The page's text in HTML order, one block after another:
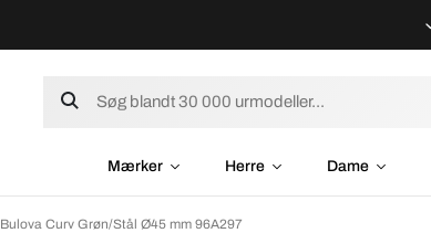
Mærker Herre Dame
Bulova Curv Grøn/Stål Ø45 mm 96A297